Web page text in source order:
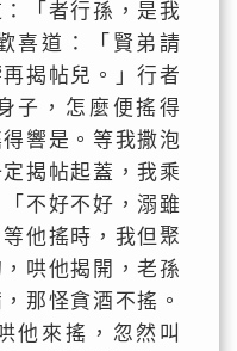
「者行孫，是我
喜道：「賢弟請
揭帖兒。」行者
子，怎麼便搖得
響是。等我撒泡
揭帖起蓋，我乘
不好不好，溺雖
他搖時，我但聚
哄他揭開，老孫
那怪貪酒不搖。
他來搖，忽然叫